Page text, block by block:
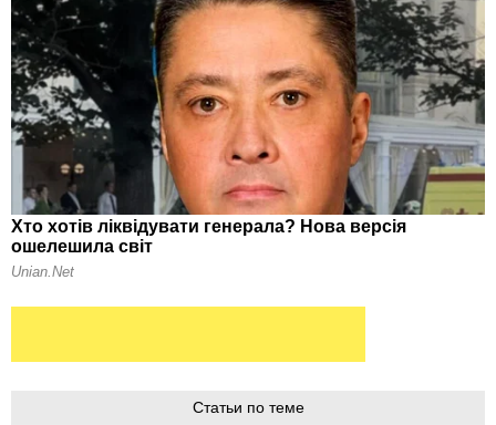
Статьи по теме